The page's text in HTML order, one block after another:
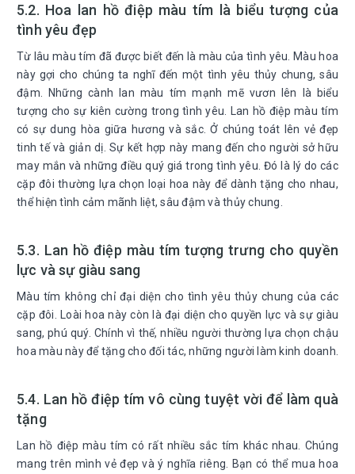
5.2. Hoa lan hồ điệp màu tím là biểu tượng của
tình yêu đẹp
Từ lâu màu tím đã được biết đến là màu của tình yêu. Màu hoa
này gợi cho chúng ta nghĩ đến một tình yêu thủy chung, sâu
đậm. Những cành lan màu tím mạnh mẽ vươn lên là biểu
tượng cho sự kiên cường trong tình yêu. Lan hồ điệp màu tím
có sự dung hòa giữa hương và sắc. Ở chúng toát lên vẻ đẹp
tinh tế và giản dị. Sự kết hợp này mang đến cho người sở hữu
may mắn và những điều quý giá trong tình yêu. Đó là lý do các
cặp đôi thường lựa chọn loại hoa này để dành tặng cho nhau,
thể hiện tình cảm mãnh liệt, sâu đậm và thủy chung.
5.3. Lan hồ điệp màu tím tượng trưng cho quyền
lực và sự giàu sang
Màu tím không chỉ đại diện cho tình yêu thủy chung của các
cặp đôi. Loài hoa này còn là đại diện cho quyền lực và sự giàu
sang, phú quý. Chính vì thế, nhiều người thường lựa chọn chậu
hoa màu này để tặng cho đối tác, những người làm kinh doanh.
5.4. Lan hồ điệp tím vô cùng tuyệt vời để làm quà
tặng
Lan hồ điệp màu tím có rất nhiều sắc tím khác nhau. Chúng
mang trên mình vẻ đẹp và ý nghĩa riêng. Bạn có thể mua hoa